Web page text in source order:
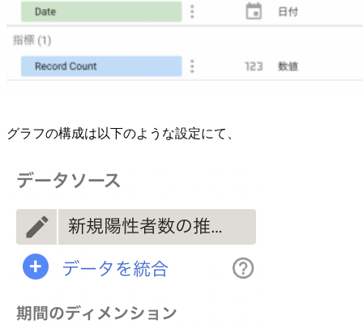
グラフの構成は以下のような設定にて、